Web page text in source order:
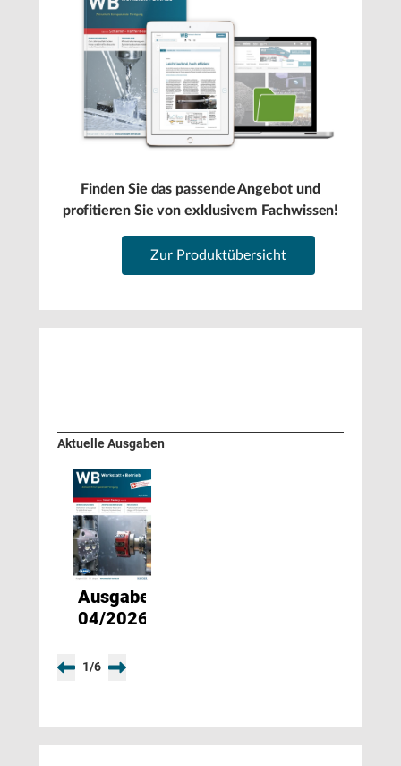
Finden Sie das passende Angebot und
profitieren Sie von exklusivem Fachwissen!
Zur Produktübersicht
Aktuelle Ausgaben
Ausgabe
04/2026
1/6